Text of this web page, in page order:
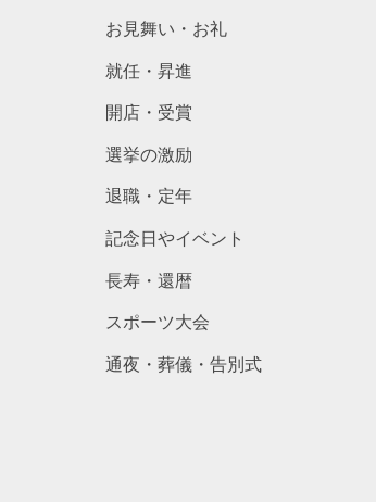
お見舞い・お礼
就任・昇進
開店・受賞
選挙の激励
退職・定年
記念日やイベント
長寿・還暦
スポーツ大会
通夜・葬儀・告別式